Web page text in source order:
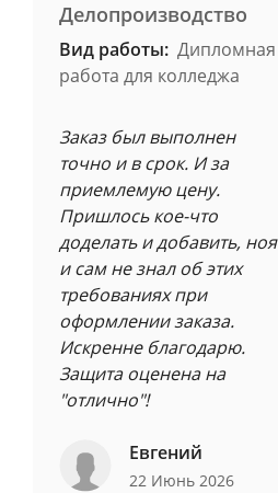
Делопроизводство
Вид работы: Дипломная
работа для колледжа
Заказ был выполнен
точно и в срок. И за
приемлемую цену.
Пришлось кое-что
доделать и добавить, ноя
и сам не знал об этих
требованиях при
оформлении заказа.
Искренне благодарю.
Защита оценена на
"отлично"!
Евгений
22 Июнь 2026